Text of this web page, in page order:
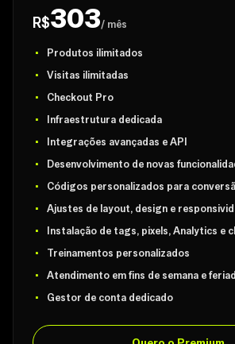
R$303/ mês
Produtos ilimitados
Visitas ilimitadas
Checkout Pro
Infraestrutura dedicada
Integrações avançadas e API
Desenvolvimento de novas
Códigos personalizados para
Ajustes de layout, design e
Instalação de tags, pixels, Analytics e
Treinamentos personalizados
Atendimento em fins de semana e
Gestor de conta dedicado